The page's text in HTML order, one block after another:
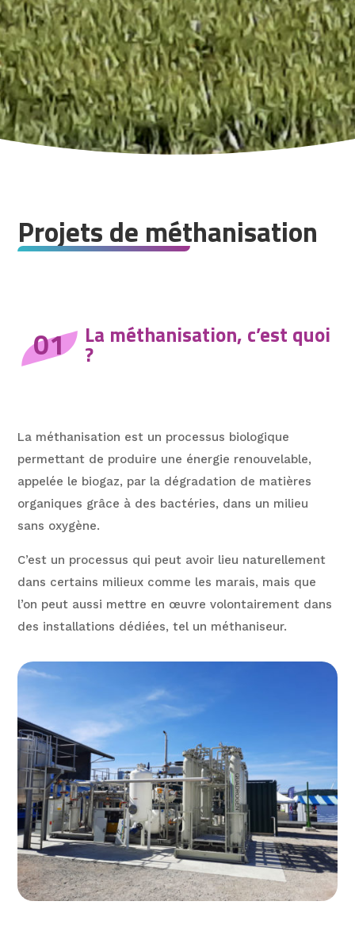
Projets de méthanisation
01 La méthanisation, c’est quoi
?
La méthanisation est un processus biologique
permettant de produire une énergie renouvelable,
appelée le biogaz, par la dégradation de matières
organiques grâce à des bactéries, dans un milieu
sans oxygène.
C’est un processus qui peut avoir lieu naturellement
dans certains milieux comme les marais, mais que
l’on peut aussi mettre en œuvre volontairement dans
des installations dédiées, tel un méthaniseur.